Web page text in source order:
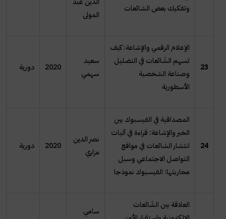
وتفكيك بعض الشائعات
المولى
23
الإعلام الرقمي والإشاعة: كيف
تسهم الشَائعات في التضليل
وصناعة الشخصية
الأسطورية
سعيد
سهمي
2020 دورية
24
المصداقية في الفيسبوك بين
الخبر والإشاعة: قراءة في آليات
انتشار الشائعات في مواقع
التواصل الاجتماعي وسبل
محاربتها: الفيسبوك نموذجا
نصر الدين
مزاري
2020 دورية
العلاقة بين الشَائعات
سامي